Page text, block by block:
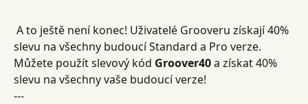
A to ještě není konec! Uživatelé Grooveru získají 40%
slevu na všechny budoucí Standard a Pro verze.
Můžete použít slevový kód Groover40 a získat 40%
slevu na všechny vaše budoucí verze!
---